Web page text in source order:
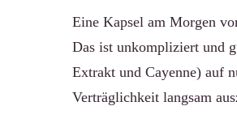
Eine Kapsel am Morgen
Das ist unkompliziert und
Extrakt und Cayenne) auf
Verträglichkeit langsam